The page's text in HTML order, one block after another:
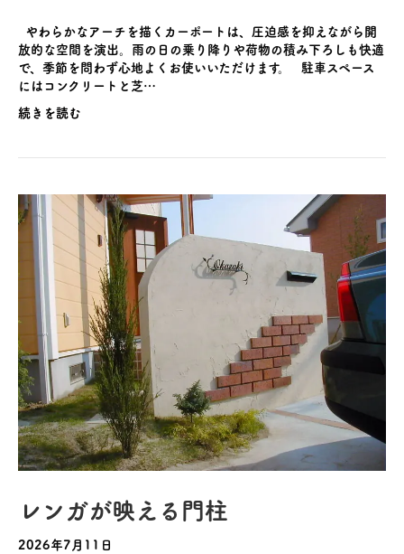
やわらかなアーチを描くカーポートは、圧迫感を抑えながら開
放的な空間を演出。雨の日の乗り降りや荷物の積み下ろしも快適
で、季節を問わず心地よくお使いいただけます。 駐車スペース
にはコンクリートと芝…
続きを読む
レンガが映える門柱
2026年7月11日